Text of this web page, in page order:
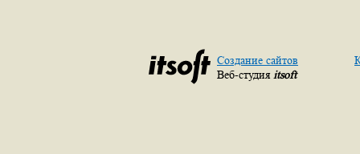
Создание сайтов
Веб-студия itsoft